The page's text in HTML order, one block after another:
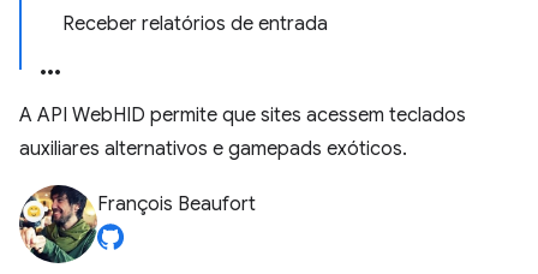
Receber relatórios de entrada
A API WebHID permite que sites acessem teclados
auxiliares alternativos e gamepads exóticos.
François Beaufort